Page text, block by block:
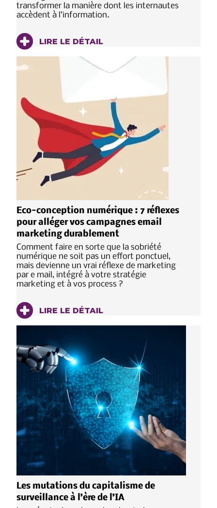
transformer la manière dont les internautes
accèdent à l’information.
LIRE LE DÉTAIL
Eco-conception numérique : 7 réflexes
pour alléger vos campagnes email
marketing durablement
Comment faire en sorte que la sobriété
numérique ne soit pas un effort ponctuel,
mais devienne un vrai réflexe de marketing
par e mail, intégré à votre stratégie
marketing et à vos process ?
LIRE LE DÉTAIL
Les mutations du capitalisme de
surveillance à l’ère de l’IA